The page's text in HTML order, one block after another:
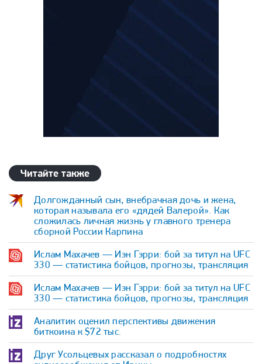
Читайте также
Долгожданный сын, внебрачная дочь и жена,
которая называла его «дядей Валерой». Как
сложилась личная жизнь у главного тренера
сборной России Карпина
Ислам Махачев — Иэн Гэрри: бой за титул на UFC
330 — статистика бойцов, прогнозы, трансляция
Ислам Махачев — Иэн Гэрри: бой за титул на UFC
330 — статистика бойцов, прогнозы, трансляция
Аналитик оценил перспективы движения
биткоина к $72 тыс.
Друг Усольцевых рассказал о подробностях